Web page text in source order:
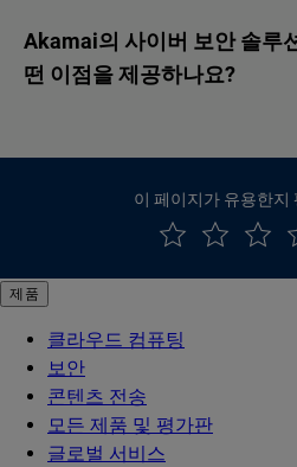
Akamai의 사이버 보안 솔루
떤 이점을 제공하나요?
이 페이지가 유용한지
제품
클라우드 컴퓨팅
보안
콘텐츠 전송
모든 제품 및 평가판
글로벌 서비스